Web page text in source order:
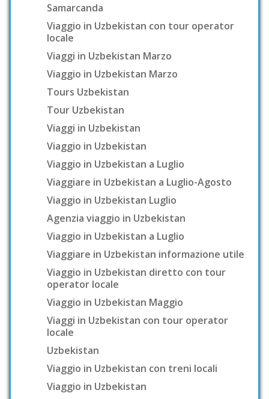
Samarcanda
Viaggio in Uzbekistan con tour operator
locale
Viaggi in Uzbekistan Marzo
Viaggio in Uzbekistan Marzo
Tours Uzbekistan
Tour Uzbekistan
Viaggi in Uzbekistan
Viaggio in Uzbekistan
Viaggio in Uzbekistan a Luglio
Viaggiare in Uzbekistan a Luglio-Agosto
Viaggio in Uzbekistan Luglio
Agenzia viaggio in Uzbekistan
Viaggio in Uzbekistan a Luglio
Viaggiare in Uzbekistan informazione utile
Viaggio in Uzbekistan diretto con tour
operator locale
Viaggio in Uzbekistan Maggio
Viaggi in Uzbekistan con tour operator
locale
Uzbekistan
Viaggio in Uzbekistan con treni locali
Viaggio in Uzbekistan